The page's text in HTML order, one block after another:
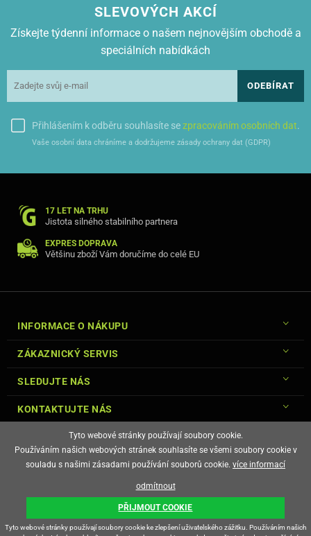
SLEVOVÝCH AKCÍ
Získejte týdenní informace o našem nejnovějším obchodě a
speciálních nabídkách
ODEBÍRAT
Přihlášením k odběru souhlasíte sezpracováním osobních dat.
Vaše osobní data chráníme a dodržujeme zásady ochrany dat (GDPR)
17 LET NA TRHU
Jistota silného stabilního partnera
EXPRES DOPRAVA
Většinu zboží Vám doručíme do celé EU
INFORMACE O NÁKUPU
ZÁKAZNICKÝ SERVIS
SLEDUJTE NÁS
KONTAKTUJTE NÁS
E-shop vytvořila
Tyto webové stránky používají soubory cookie.
Používáním našich webových stránek souhlasíte se všemi soubory cookie v
souladu s našimi zásadami používání souborů cookie. více informací
odmítnout
PŘIJMOUT COOKIE
Tyto webové stránky používají soubory cookie ke zlepšení uživatelského zážitku. Používáním našich